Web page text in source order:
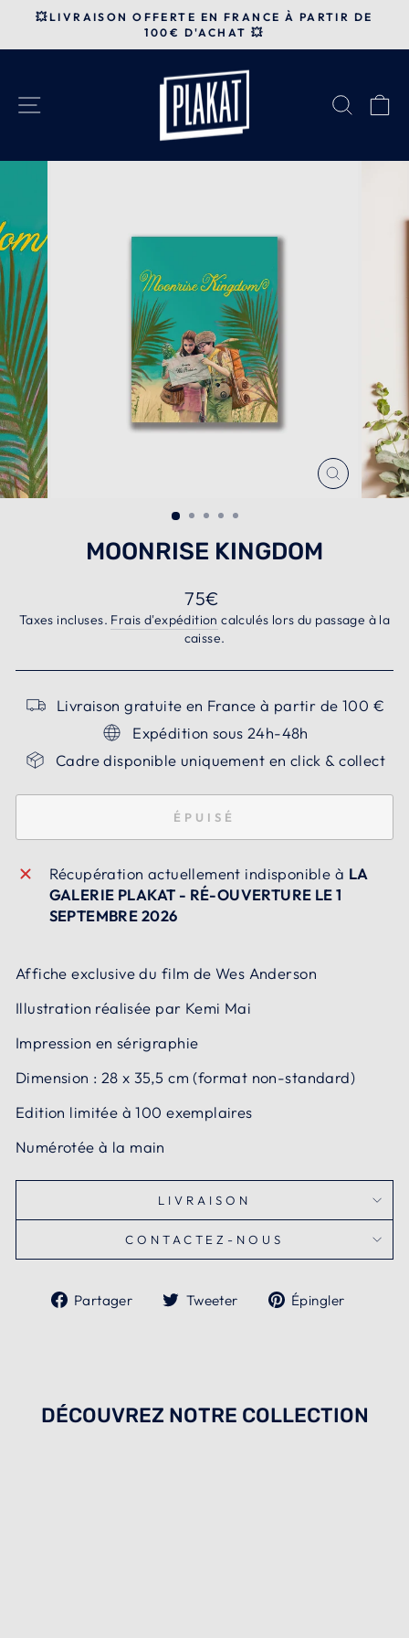
Passer
contenu
Diaporama
💥LIVRAISON OFFERTE EN FRANCE À PARTIR DE
100€ D'ACHAT 💥
FERMER
(ESC)
MOONRISE KINGDOM
Prix
régulier
75€
Taxes incluses. Frais d'expédition calculés lors du passage à la
caisse.
Livraison gratuite en France à partir de 100 €
Expédition sous 24h-48h
Cadre disponible uniquement en click & collect
ÉPUISÉ
Récupération actuellement indisponible à LA
GALERIE PLAKAT - RÉ-OUVERTURE LE 1
SEPTEMBRE 2026
Affiche exclusive du film de Wes Anderson
Illustration réalisée par Kemi Mai
Impression en sérigraphie
Dimension : 28 x 35,5 cm (format non-standard)
Edition limitée à 100 exemplaires
Numérotée à la main
LIVRAISON
CONTACTEZ-NOUS
Partager
PartagerTweeter
TweeterÉpingler
DÉCOUVREZ NOTRE COLLECTION